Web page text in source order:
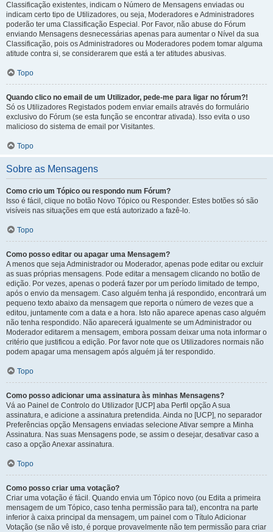
Classificação existentes, indicam o Número de Mensagens enviadas ou
indicam certo tipo de Utilizadores, ou seja, Moderadores e Administradores
poderão ter uma Classificação Especial. Por Favor, não abuse do Fórum
enviando Mensagens desnecessárias apenas para aumentar o Nível da sua
Classificação, pois os Administradores ou Moderadores podem tomar alguma
atitude contra si, se considerarem que está a ter atitudes abusivas.
Topo
Quando clico no email de um Utilizador, pede-me para ligar no fórum?!
Só os Utilizadores Registados podem enviar emails através do formulário
exclusivo do Fórum (se esta função se encontrar ativada). Isso evita o uso
malicioso do sistema de email por Visitantes.
Topo
Sobre as Mensagens
Como crio um Tópico ou respondo num Fórum?
Isso é fácil, clique no botão Novo Tópico ou Responder. Estes botões só são
visíveis nas situações em que está autorizado a fazê-lo.
Topo
Como posso editar ou apagar uma Mensagem?
A menos que seja Administrador ou Moderador, apenas pode editar ou excluir
as suas próprias mensagens. Pode editar a mensagem clicando no botão de
edição. Por vezes, apenas o poderá fazer por um período limitado de tempo,
após o envio da mensagem. Caso alguém tenha já respondido, encontrará um
pequeno texto abaixo da mensagem que reporta o número de vezes que a
editou, juntamente com a data e a hora. Isto não aparece apenas caso alguém
não tenha respondido. Não aparecerá igualmente se um Administrador ou
Moderador editarem a mensagem, embora possam deixar uma nota informar o
critério que justificou a edição. Por favor note que os Utilizadores normais não
podem apagar uma mensagem após alguém já ter respondido.
Topo
Como posso adicionar uma assinatura às minhas Mensagens?
Vá ao Painel de Controlo do Utilizador [UCP] aba Perfil opção A sua
assinatura, e adicione a assinatura pretendida. Ainda no [UCP], no separador
Preferências opção Mensagens enviadas selecione Ativar sempre a Minha
Assinatura. Nas suas Mensagens pode, se assim o desejar, desativar caso a
caso a opção Anexar assinatura.
Topo
Como posso criar uma votação?
Criar uma votação é fácil. Quando envia um Tópico novo (ou Edita a primeira
mensagem de um Tópico, caso tenha permissão para tal), encontra na parte
inferior à caixa principal da mensagem, um painel com o Título Adicionar
Votação (se não vê isto, é porque provavelmente não tem permissão para criar